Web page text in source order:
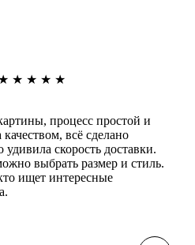
★ ★ ★ ★
процесс простой и
всё сделано
скорость доставки.
выбрать размер и стиль.
ищет интересные